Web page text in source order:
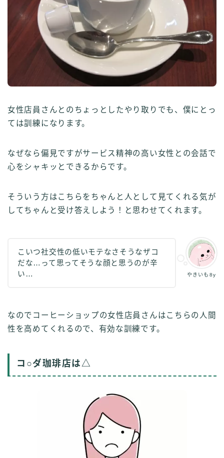
女性店員さんとのちょっとしたやり取りでも、僕にとっ
ては訓練になります。
なぜなら偏見ですがサービス精神の高い女性との会話で
心をシャキッとできるからです。
そういう方はこちらをちゃんと人として見てくれる気が
してちゃんと受け答えしよう！と思わせてくれます。
やきいも8y
こいつ社交性の低いモテなさそうなザコ
だな…って思ってそうな顔と思うのが辛
い…
なのでコーヒーショップの女性店員さんはこちらの人間
性を高めてくれるので、有効な訓練です。
コ○ダ珈琲店は△